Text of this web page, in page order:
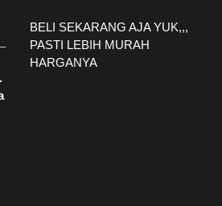
BELI SEKARANG AJA YUK,,,
PASTI LEBIH MURAH
HARGANYA